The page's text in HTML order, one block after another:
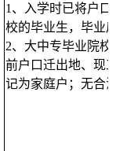
1 、入学时已将户
校的毕业生，毕业
2、大中专毕业院
前户口迁出地、现
记为家庭户；无合